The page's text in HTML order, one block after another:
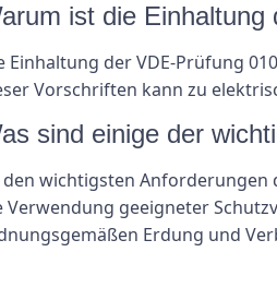
ist die Einhaltung
Einhaltung der VDE-Prüfung
Vorschriften kann zu
sind einige der
den wichtigsten Anforderungen
Verwendung geeigneter
Erdung und